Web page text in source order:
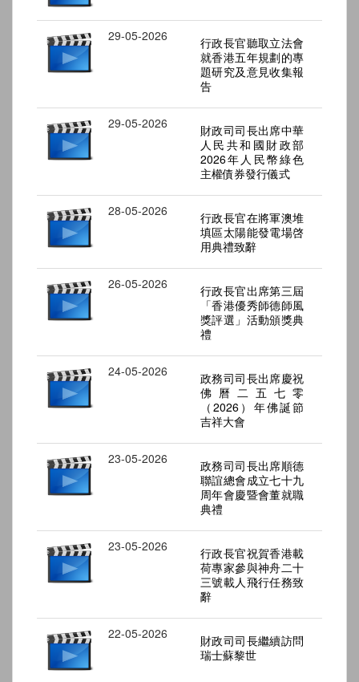
29-05-2026
行政長官聽取立法會
就香港五年規劃的專
題研究及意見收集報
告
29-05-2026
財政司司長出席中華
人民共和國財政部
2026年人民幣綠色
主權債券發行儀式
28-05-2026
行政長官在將軍澳堆
填區太陽能發電場啓
用典禮致辭
26-05-2026
行政長官出席第三屆
「香港優秀師德師風
獎評選」活動頒獎典
禮
24-05-2026
政務司司長出席慶祝
佛曆二五七零
（2026）年佛誕節
吉祥大會
23-05-2026
政務司司長出席順德
聯誼總會成立七十九
周年會慶暨會董就職
典禮
23-05-2026
行政長官祝賀香港載
荷專家參與神舟二十
三號載人飛行任務致
辭
22-05-2026
財政司司長繼續訪問
瑞士蘇黎世